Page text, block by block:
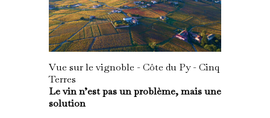
Vue sur le vignoble - Côte du Py - Cinq
Terres
Le vin n’est pas un problème, mais une
solution